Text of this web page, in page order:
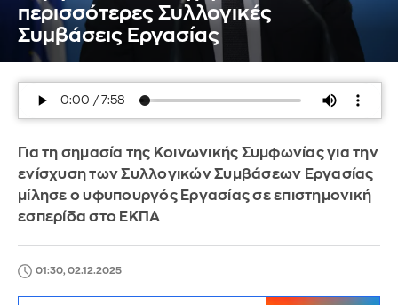
περισσότερες Συλλογικές
Συμβάσεις Εργασίας
Για τη σημασία της Κοινωνικής Συμφωνίας για την
ενίσχυση των Συλλογικών Συμβάσεων Εργασίας
μίλησε ο υφυπουργός Εργασίας σε επιστημονική
εσπερίδα στο ΕΚΠΑ
01:30, 02.12.2025